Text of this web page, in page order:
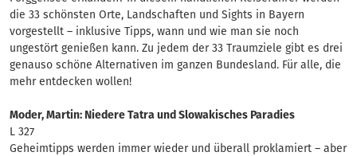
die 33 schönsten Orte, Landschaften und Sights in Bayern
vorgestellt – inklusive Tipps, wann und wie man sie noch
ungestört genießen kann. Zu jedem der 33 Traumziele gibt es drei
genauso schöne Alternativen im ganzen Bundesland. Für alle, die
mehr entdecken wollen!
Moder, Martin: Niedere Tatra und Slowakisches Paradies
L 327
Geheimtipps werden immer wieder und überall proklamiert – aber